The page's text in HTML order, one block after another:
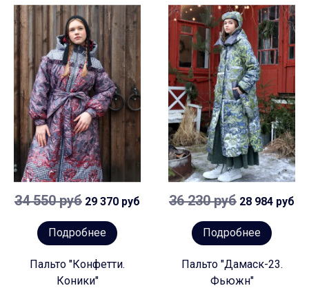
34 550 руб 29 370 руб
Подробнее
Пальто "Конфетти.
Коники"
36 230 руб 28 984 руб
Подробнее
Пальто "Дамаск-23.
Фьюжн"